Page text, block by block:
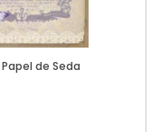
de Seda